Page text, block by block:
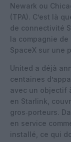
Newark ou
(TPA). C’est là
de connectivité
la compagnie de
SpaceX sur une
United a déjà
centaines
avec un objectif
en Starlink,
gros‑porteurs.
en service
installé, ce qui